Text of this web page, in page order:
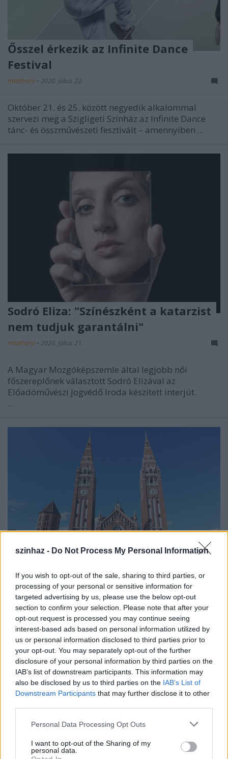
szinhaz - Do Not Process My Personal Information
If you wish to opt-out of the sale, sharing to third parties, or
processing of your personal or sensitive information for
targeted advertising by us, please use the below opt-out
section to confirm your selection. Please note that after your
opt-out request is processed you may continue seeing
interest-based ads based on personal information utilized by
us or personal information disclosed to third parties prior to
your opt-out. You may separately opt-out of the further
disclosure of your personal information by third parties on the
IAB’s list of downstream participants. This information may
also be disclosed by us to third parties on the IAB’s List of
Downstream Participants that may further disclose it to other
Please note that this website/app uses one or more Google
not limited to your visit or usage behaviour. You may click to
grant or deny consent to Google and its third-party tags to
Personal Data Processing Opt Outs
I want to opt-out of the Sharing of my
personal data.
Ősszel érkezik az Infinite Dance
Festival
mtothorsi • 2020. július 22.
Október 21. és 25. között negyedik alkalommal
szervezi meg a Szigligeti Színház az Infinite Dance
tánc- és összművészeti fesztivált – amennyiben ...
Sodró Eliza: "Színészként a katarzist
nem tudjuk garantálni"
mtothorsi • 2020. július 21.
A Magyar Mozgóképszemle által legjobb női
főszereplőnek választott Sodró Elizával az
Előadóművészi Jogvédő Iroda készített interjút.
...
Épül a Dóm téri szabadtéri színpad
mtothorsi•2020. július 16.
Megkezdődött a Szegedi Szabadtéri Játékok Dóm
téri játszóhelyének építése. A fesztivál ikonikus
helyszínének számító téren elsőként ...